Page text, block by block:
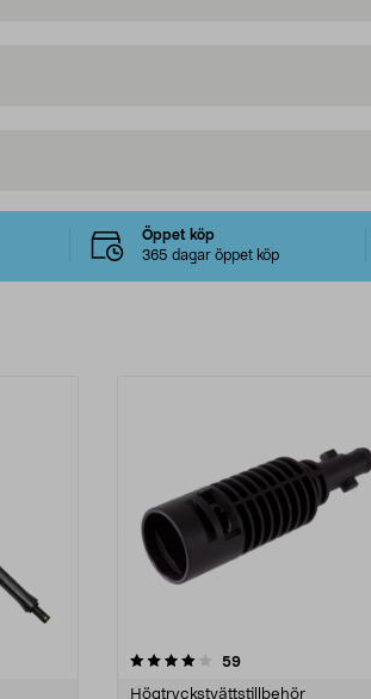
Öppet köp
365 dagar öppet köp
59recensioner
Högtryckstvättstillbehör
0.0 av 5 stjärnor